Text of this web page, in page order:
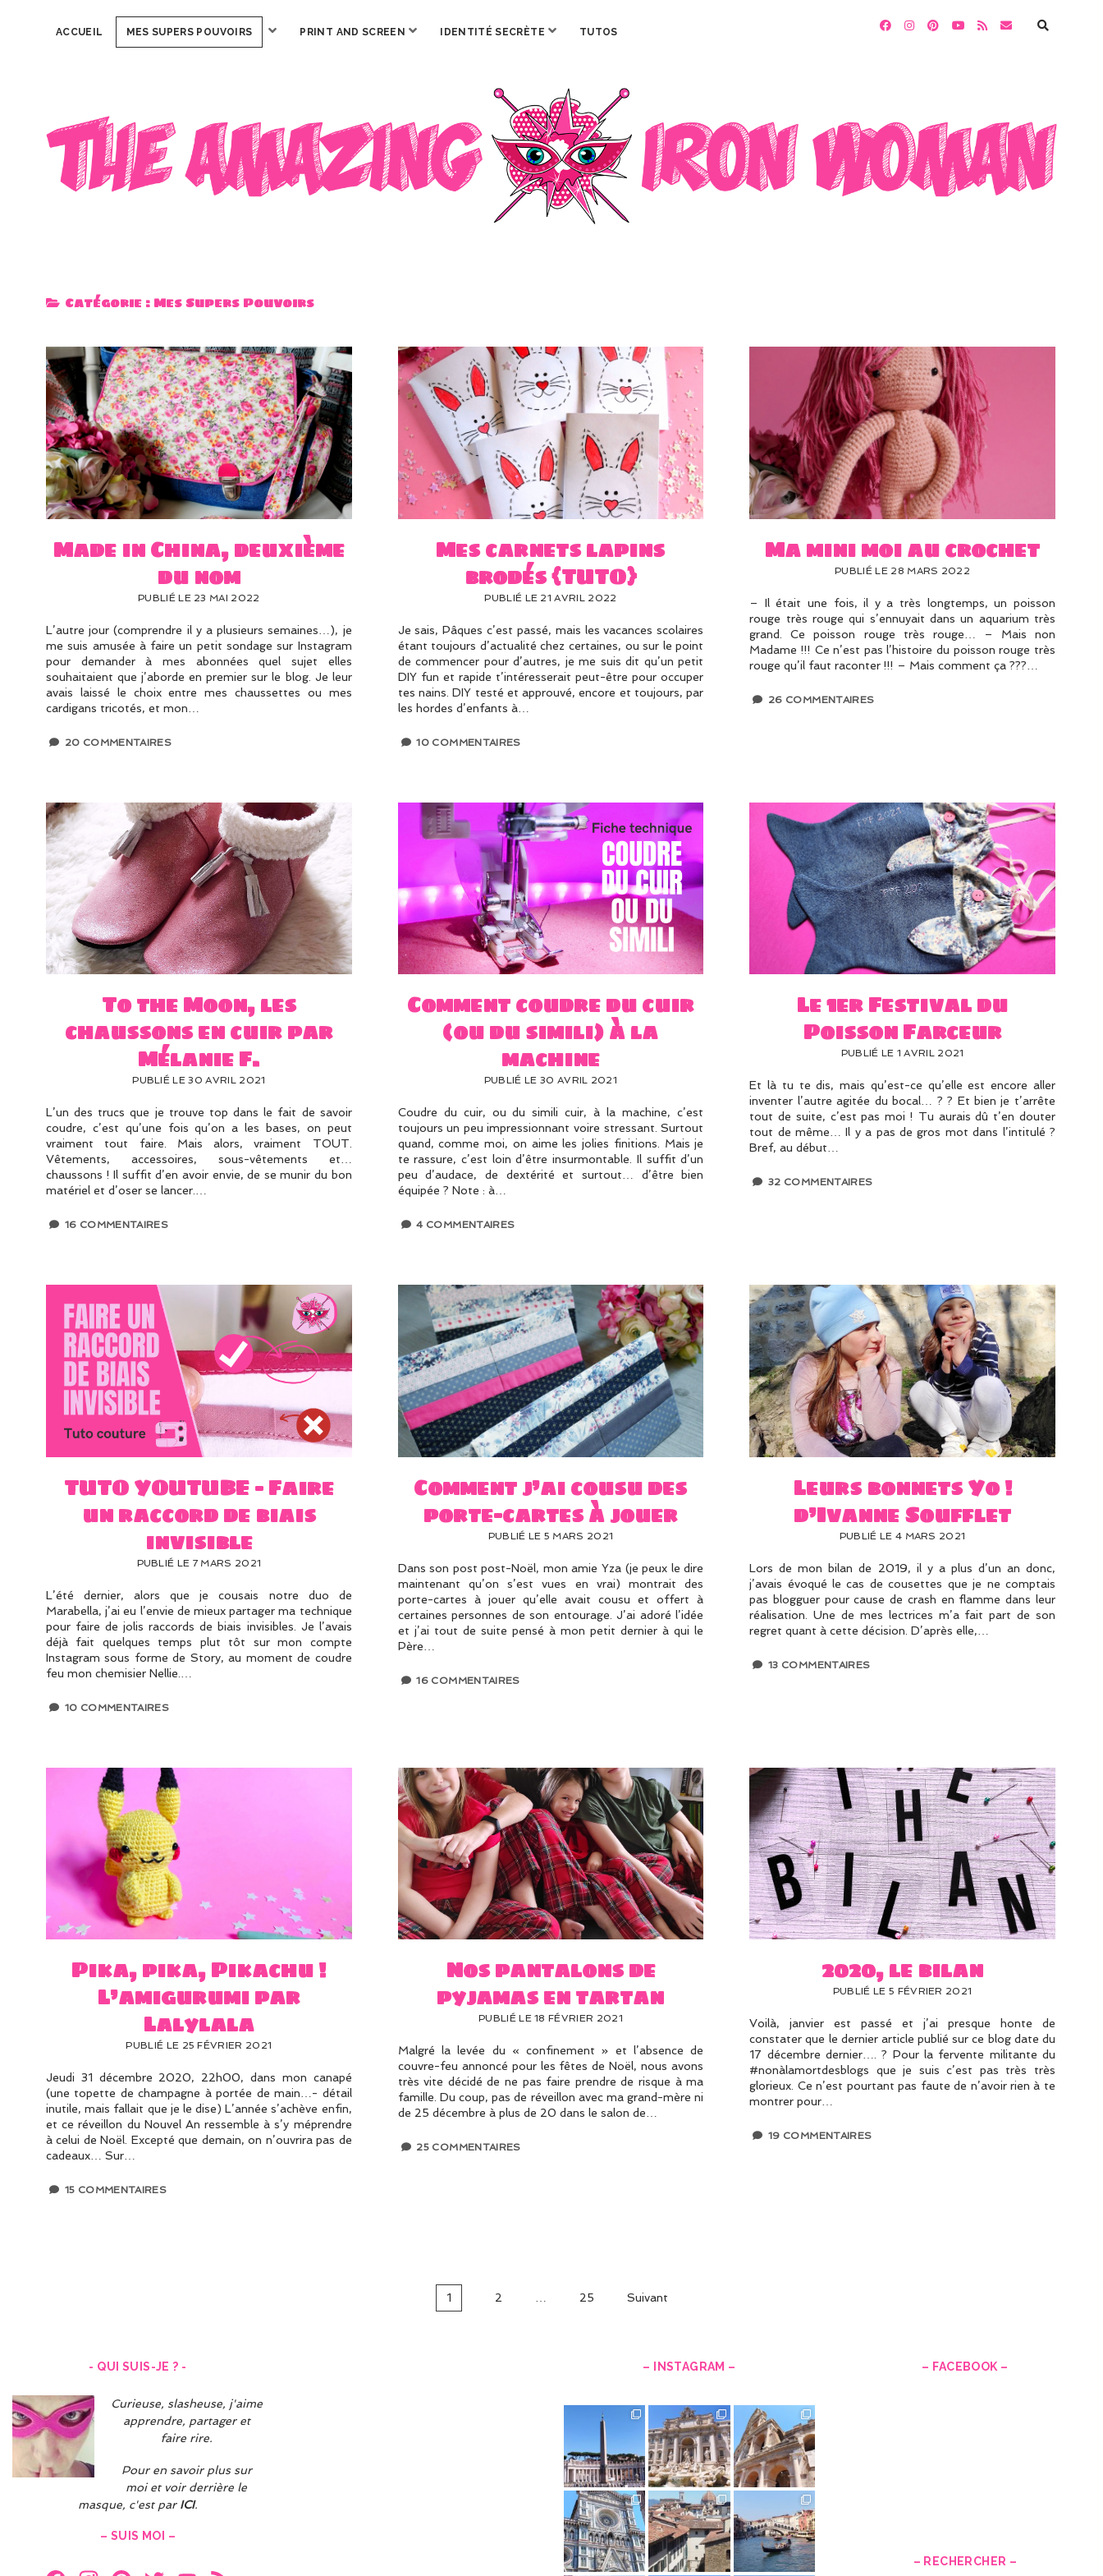
ACCUEIL MES SUPERS POUVOIRS
ouvrirPRINT AND SCREEN ouvrir IDENTITÉ SECRÈTE ouvrir
TUTOS
facebookinstagram
pinterestyoutube
rss email
The
Amazing
Woman
Catégorie : Mes Supers Pouvoirs
Made in China, deuxième
du nom
PUBLIÉ LE 23 MAI 2022
L’autre jour (comprendre il y a plusieurs semaines…), je
me suis amusée à faire un petit sondage sur Instagram
pour demander à mes abonnées quel sujet elles
souhaitaient que j’aborde en premier sur le blog. Je leur
avais laissé le choix entre mes chaussettes ou mes
cardigans tricotés, et mon…
20 COMMENTAIRES
Mes carnets lapins
brodés {TUTO}
PUBLIÉ LE 21 AVRIL 2022
Je sais, Pâques c’est passé, mais les vacances scolaires
étant toujours d’actualité chez certaines, ou sur le point
de commencer pour d’autres, je me suis dit qu’un petit
DIY fun et rapide t’intéresserait peut-être pour occuper
tes nains. DIY testé et approuvé, encore et toujours, par
les hordes d’enfants à…
10 COMMENTAIRES
Ma mini moi au crochet
PUBLIÉ LE 28 MARS 2022
– Il était une fois, il y a très longtemps, un poisson
rouge très rouge qui s’ennuyait dans un aquarium très
grand. Ce poisson rouge très rouge… – Mais non
Madame !!! Ce n’est pas l’histoire du poisson rouge très
rouge qu’il faut raconter !!! – Mais comment ça ???…
26 COMMENTAIRES
To the Moon, les
chaussons en cuir par
Mélanie F.
PUBLIÉ LE 30 AVRIL 2021
L’un des trucs que je trouve top dans le fait de savoir
coudre, c’est qu’une fois qu’on a les bases, on peut
vraiment tout faire. Mais alors, vraiment TOUT.
Vêtements, accessoires, sous-vêtements et…
chaussons ! Il suffit d’en avoir envie, de se munir du bon
matériel et d’oser se lancer.…
16 COMMENTAIRES
Comment coudre du cuir
(ou du simili) à la
machine
PUBLIÉ LE 30 AVRIL 2021
Coudre du cuir, ou du simili cuir, à la machine, c’est
toujours un peu impressionnant voire stressant. Surtout
quand, comme moi, on aime les jolies finitions. Mais je
te rassure, c’est loin d’être insurmontable. Il suffit d’un
peu d’audace, de dextérité et surtout… d’être bien
équipée ? Note : à…
4 COMMENTAIRES
Le 1er Festival du
Poisson Farceur
PUBLIÉ LE 1 AVRIL 2021
Et là tu te dis, mais qu’est-ce qu’elle est encore aller
inventer l’autre agitée du bocal… ? ? Et bien je t’arrête
tout de suite, c’est pas moi ! Tu aurais dû t’en douter
tout de même… Il y a pas de gros mot dans l’intitulé ?
Bref, au début…
32 COMMENTAIRES
TUTO YOUTUBE – Faire
un raccord de biais
invisible
PUBLIÉ LE 7 MARS 2021
L’été dernier, alors que je cousais notre duo de
Marabella, j’ai eu l’envie de mieux partager ma technique
pour faire de jolis raccords de biais invisibles. Je l’avais
déjà fait quelques temps plut tôt sur mon compte
Instagram sous forme de Story, au moment de coudre
feu mon chemisier Nellie.…
10 COMMENTAIRES
Comment j’ai cousu des
porte-cartes à jouer
PUBLIÉ LE 5 MARS 2021
Dans son post post-Noël, mon amie Yza (je peux le dire
maintenant qu’on s’est vues en vrai) montrait des
porte-cartes à jouer qu’elle avait cousu et offert à
certaines personnes de son entourage. J’ai adoré l’idée
et j’ai tout de suite pensé à mon petit dernier à qui le
Père…
16 COMMENTAIRES
Leurs bonnets Yo !
d’Ivanne Soufflet
PUBLIÉ LE 4 MARS 2021
Lors de mon bilan de 2019, il y a plus d’un an donc,
j’avais évoqué le cas de cousettes que je ne comptais
pas blogguer pour cause de crash en flamme dans leur
réalisation. Une de mes lectrices m’a fait part de son
regret quant à cette décision. D’après elle,…
13 COMMENTAIRES
Pika, pika, Pikachu !
L’amigurumi par
Lalylala
PUBLIÉ LE 25 FÉVRIER 2021
Jeudi 31 décembre 2020, 22h00, dans mon canapé
(une topette de champagne à portée de main…- détail
inutile, mais fallait que je le dise) L’année s’achève enfin,
et ce réveillon du Nouvel An ressemble à s’y méprendre
à celui de Noël. Excepté que demain, on n’ouvrira pas de
cadeaux… Sur…
15 COMMENTAIRES
Nos pantalons de
pyjamas en tartan
PUBLIÉ LE 18 FÉVRIER 2021
Malgré la levée du « confinement » et l’absence de
couvre-feu annoncé pour les fêtes de Noël, nous avons
très vite décidé de ne pas faire prendre de risque à ma
famille. Du coup, pas de réveillon avec ma grand-mère ni
de 25 décembre à plus de 20 dans le salon de…
25 COMMENTAIRES
2020, le bilan
PUBLIÉ LE 5 FÉVRIER 2021
Voilà, janvier est passé et j’ai presque honte de
constater que le dernier article publié sur ce blog date du
17 décembre dernier…. ? Pour la fervente militante du
#nonàlamortdesblogs que je suis c’est pas très très
glorieux. Ce n’est pourtant pas faute de n’avoir rien à te
montrer pour…
19 COMMENTAIRES
1 2 … 25 Suivant
- QUI SUIS-JE ? -
Curieuse, slasheuse, j'aime
apprendre, partager et
faire rire.
Pour en savoir plus sur
moi et voir derrière le
masque, c'est par ICI.
– SUIS MOI –
– INSTAGRAM – – FACEBOOK –
– RECHERCHER –